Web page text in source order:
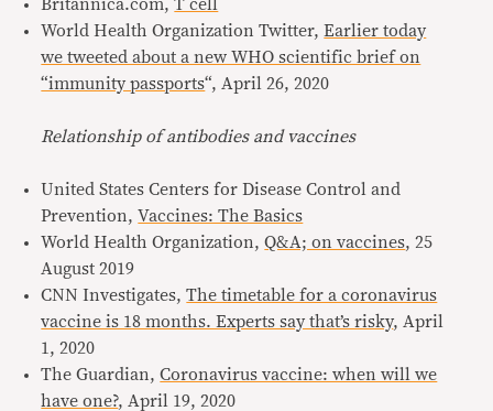
Britannica.com,T cell
World Health Organization Twitter,Earlier today
we tweeted about a new WHO scientific brief on
“immunity passports“, April 26, 2020
Relationship of antibodies and vaccines
United States Centers for Disease Control and
Prevention,Vaccines: The Basics
World Health Organization,Q&A; on vaccines, 25
August 2019
CNN Investigates,The timetable for a coronavirus
vaccine is 18 months. Experts say that’s risky, April
1, 2020
The Guardian,Coronavirus vaccine: when will we
have one?, April 19, 2020